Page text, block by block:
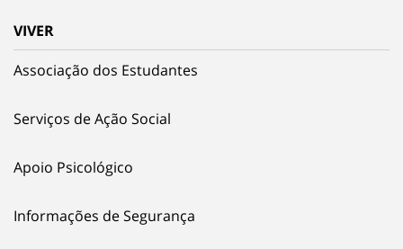
VIVER
Associação dos Estudantes
Serviços de Ação Social
Apoio Psicológico
Informações de Segurança